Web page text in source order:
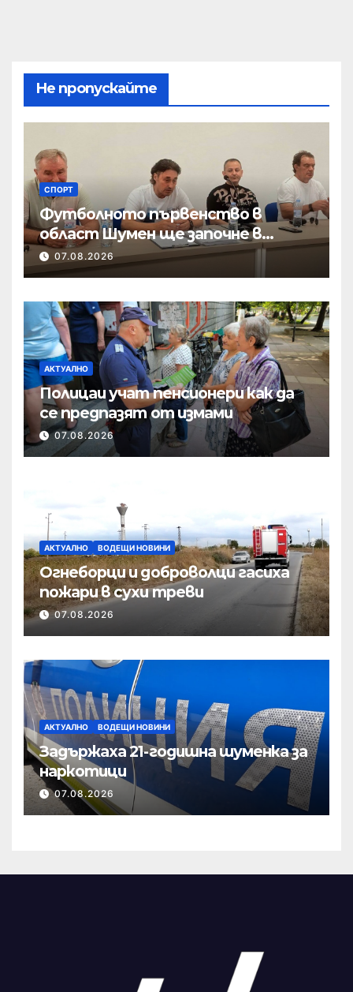
Не пропускайте
СПОРТ
Футболното първенство в
област Шумен ще започне в
началото на септември
07.08.2026
АКТУАЛНО
Полицаи учат пенсионери как да
се предпазят от измами
07.08.2026
АКТУАЛНО ВОДЕЩИ НОВИНИ
Огнеборци и доброволци гасиха
пожари в сухи треви
07.08.2026
АКТУАЛНО ВОДЕЩИ НОВИНИ
Задържаха 21-годишна шуменка за
наркотици
07.08.2026